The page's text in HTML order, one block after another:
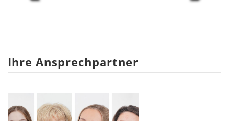
Ihre Ansprechpartner